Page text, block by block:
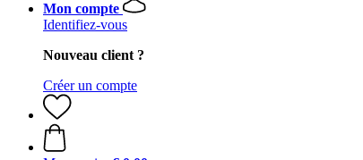
Mon compte
Identifiez-vous
Nouveau client ?
Créer un compte